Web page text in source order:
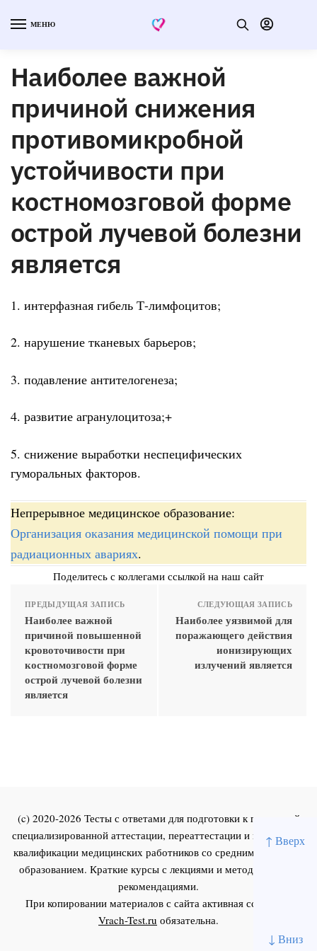
↑ Вверх
↓ Вниз
МЕНЮ
Наиболее важной
причиной снижения
противомикробной
устойчивости при
костномозговой форме
острой лучевой болезни
является
1. интерфазная гибель Т-лимфоцитов;
2. нарушение тканевых барьеров;
3. подавление антителогенеза;
4. развитие агранулоцитоза;+
5. снижение выработки неспецифических
гуморальных факторов.
Непрерывное медицинское образование:
Организация оказания медицинской помощи при
радиационных авариях.
Поделитесь с коллегами ссылкой на наш сайт
ПРЕДЫДУЩАЯ ЗАПИСЬ
Наиболее важной
причиной повышенной
кровоточивости при
костномозговой форме
острой лучевой болезни
является
СЛЕДУЮЩАЯ ЗАПИСЬ
Наиболее уязвимой для
поражающего действия
ионизирующих
излучений является
(c) 2020-2026 Тесты с ответами для подготовки к первичной
специализированной аттестации, переаттестации и повышения
квалификации медицинских работников со средним и высшим
образованием. Краткие курсы с лекциями и методическими
рекомендациями.
При копировании материалов с сайта активная ссылка на
Vrach-Test.ru обязательна.